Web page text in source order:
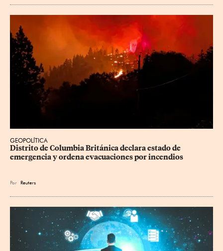
GEOPOLÍTICA
Distrito de Columbia Británica declara estado de
emergencia y ordena evacuaciones por incendios
Por Reuters